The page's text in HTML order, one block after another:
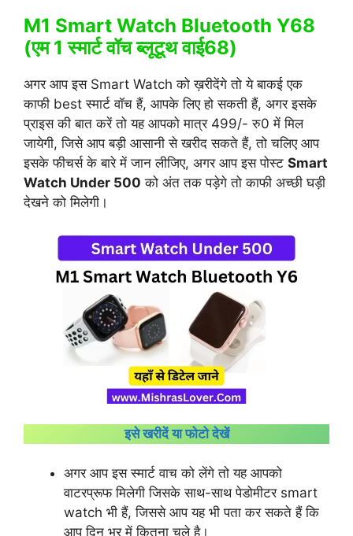
M1 Smart Watch Bluetooth Y68
(एम 1 स्मार्ट वॉच ब्लूटूथ वाई68)
अगर आप इस Smart Watch को ख़रीदेंगे तो ये बाकई एक
काफी best स्मार्ट वॉच हैं, आपके लिए हो सकती हैं, अगर इसके
प्राइस की बात करें तो यह आपको मात्र 499/- रु0 में मिल
जायेगी, जिसे आप बड़ी आसानी से खरीद सकते हैं, तो चलिए आप
इसके फीचर्स के बारे में जान लीजिए, अगर आप इस पोस्ट Smart
Watch Under 500 को अंत तक पड़ेगे तो काफी अच्छी घड़ी
देखने को मिलेगी।
इसे खरीदें या फोटो देखें
अगर आप इस स्मार्ट वाच को लेंगे तो यह आपको
वाटरप्रूफ मिलेगी जिसके साथ-साथ पेडोमीटर smart
watch भी हैं, जिससे आप यह भी पता कर सकते हैं कि
आप दिन भर में कितना चले है।